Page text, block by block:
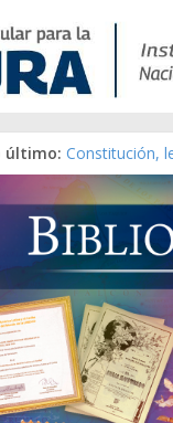
último: Constitución,
Una Parálisis
Modesta Bor
Gaceta Oficial
Catálogo